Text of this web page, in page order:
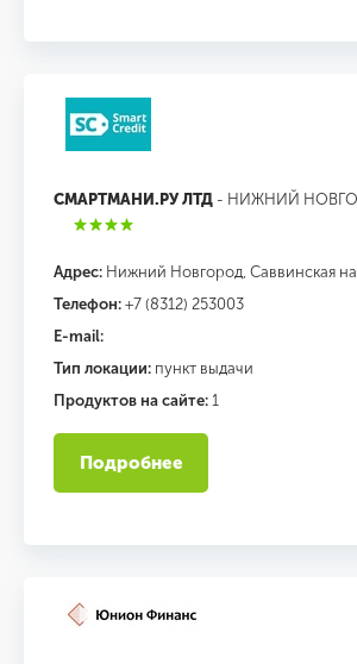
СМАРТМАНИ.РУ ЛТД - НИЖНИЙ
Адрес: Нижний Новгород, Саввинская
Телефон: +7 (8312) 253003
E-mail:
Тип локации: пункт выдачи
Продуктов на сайте: 1
Подробнее